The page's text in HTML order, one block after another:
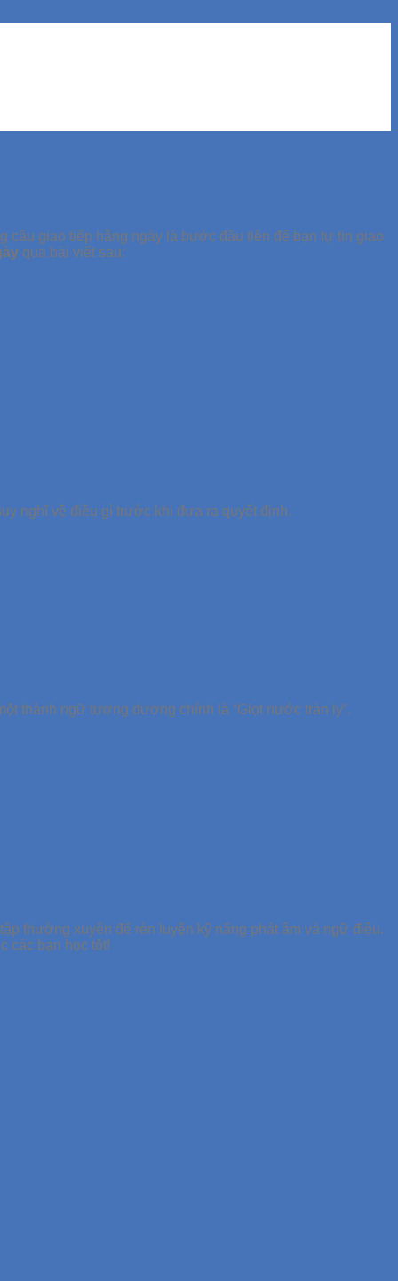
giao tiếp hằng ngày là bước đầu tiên để bạn tự tin giao
qua bài viết sau:
nghĩ về điều gì trước khi đưa ra quyết định.
thành ngữ tương đương chính là “Giọt nước tràn ly”.
thường xuyên để rèn luyện kỹ năng phát âm và ngữ điệu.
các bạn học tốt!